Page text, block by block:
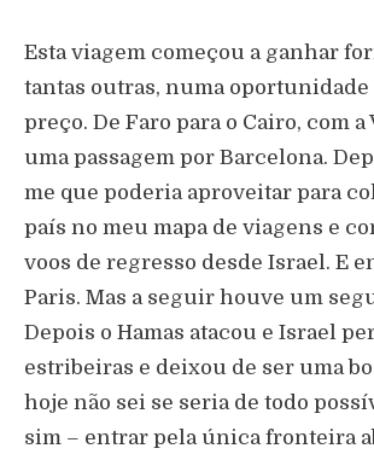
Esta viagem começou a ganhar
tantas outras, numa oportunidade
preço. De Faro para o Cairo, com
uma passagem por Barcelona.
me que poderia aproveitar para
país no meu mapa de viagens e
voos de regresso desde Israel. E
Paris. Mas a seguir houve um
Depois o Hamas atacou e Israel
estribeiras e deixou de ser uma
hoje não sei se seria de todo
sim – entrar pela única fronteira